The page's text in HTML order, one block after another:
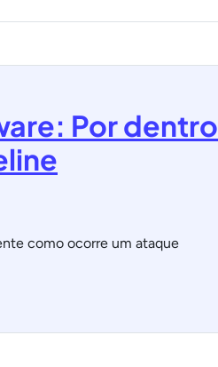
Por dentro
como ocorre um ataque